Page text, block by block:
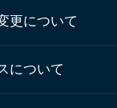
更について
について